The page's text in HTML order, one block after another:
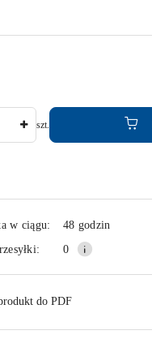
szt.
w ciągu:
48 godzin
0
do PDF